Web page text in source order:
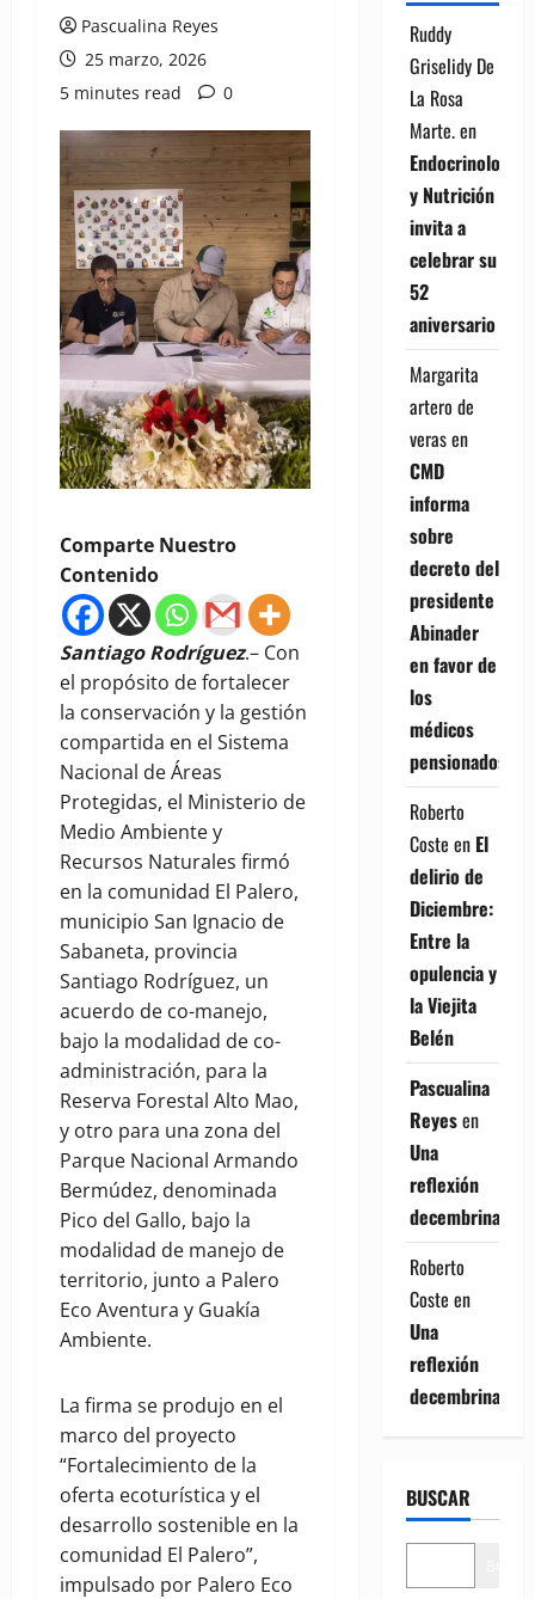
Pascualina Reyes
25 marzo, 2026
5 minutes read
0
Comparte Nuestro
Contenido
Santiago Rodríguez.– Con
el propósito de fortalecer
la conservación y la gestión
compartida en el Sistema
Nacional de Áreas
Protegidas, el Ministerio de
Medio Ambiente y
Recursos Naturales firmó
en la comunidad El Palero,
municipio San Ignacio de
Sabaneta, provincia
Santiago Rodríguez, un
acuerdo de co-manejo,
bajo la modalidad de co-
administración, para la
Reserva Forestal Alto Mao,
y otro para una zona del
Parque Nacional Armando
Bermúdez, denominada
Pico del Gallo, bajo la
modalidad de manejo de
territorio, junto a Palero
Eco Aventura y Guakía
Ambiente.
La firma se produjo en el
marco del proyecto
“Fortalecimiento de la
oferta ecoturística y el
desarrollo sostenible en la
comunidad El Palero”,
impulsado por Palero Eco
Ruddy
Griselidy De
La Rosa
Marte.en
Endocrinología
y Nutrición
invita a
celebrar su
52
aniversario
Margarita
artero de
verasen
CMD
informa
sobre
decreto del
presidente
Abinader
en favor de
los
médicos
pensionados
Roberto
Coste en El
delirio de
Diciembre:
Entre la
opulencia y
la Viejita
Belén
Pascualina
Reyesen
Una
reflexión
decembrina
Roberto
Coste en
Una
reflexión
decembrina
BUSCAR